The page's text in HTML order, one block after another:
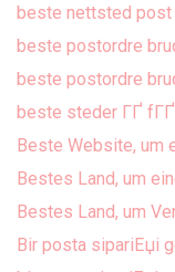
beste nettsted post
beste postordre
beste postordre
beste steder ГҐ
Beste Website, um
Bestes Land, um
Bestes Land, um
Bir posta sipariЕџi